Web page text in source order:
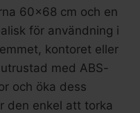
60×68 cm och en
för användning i
kontoret eller
med ABS-
och öka dess
den enkel att torka